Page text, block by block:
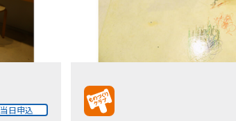
当日申込